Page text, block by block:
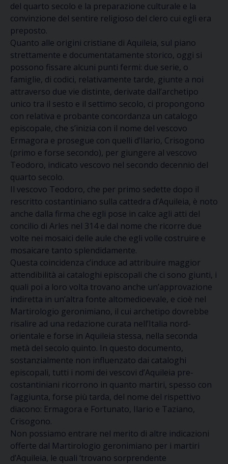
del quarto secolo e la preparazione culturale e la
convinzione del sentire religioso del clero cui egli era
preposto.
Quanto alle origini cristiane di Aquileia, sul piano
strettamente e documentatamente storico, oggi si
possono fissare alcuni punti fermi: due serie, o
famiglie, di codici, relativamente tarde, giunte a noi
attraverso due vie distinte, derivate dall’archetipo
unico tra il sesto e il settimo secolo, ci propongono
con relativa e probante concordanza un catalogo
episcopale, che s’inizia con il nome del vescovo
Ermagora e prosegue con quelli d’Ilario, Crisogono
(primo e forse secondo), per giungere al vescovo
Teodoro, indicato vescovo nel secondo decennio del
quarto secolo.
Il vescovo Teodoro, che per primo sedette dopo il
rescritto costantiniano sulla cattedra d’Aquileia, è noto
anche dalla firma che egli pose in calce agli atti del
concilio di Arles nel 314 e dal nome che ricorre due
volte nei mosaici delle aule che egli volle costruire e
mosaicare tanto splendidamente.
Questa coincidenza c’induce ad attribuire maggior
attendibilità ai cataloghi episcopali che ci sono giunti, i
quali poi a loro volta trovano anche un’approvazione
indiretta in un’altra fonte altomedioevale, e cioè nel
Martirologio geronimiano, il cui archetipo dovrebbe
risalire ad una redazione curata nell’Italia nord-
orientale e forse in Aquileia stessa, nella seconda
metà del secolo quinto. In questo documento,
sostanzialmente non influenzato dai cataloghi
episcopali, tutti i nomi dei vescovi d’Aquileia pre-
costantiniani ricorrono in quanto martiri, spesso con
l’aggiunta, forse più tarda, del nome del rispettivo
diacono: Ermagora e Fortunato, Ilario e Taziano,
Crisogono.
Non possiamo entrare nel merito di altre indicazioni
offerte dal Martirologio geronimiano per i martiri
d’Aquileia, le quali ‘trovano sorprendente